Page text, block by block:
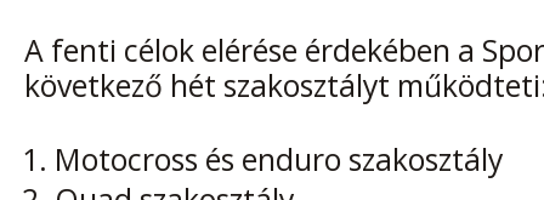
A fenti célok elérése érdekében a
következő hét szakosztályt
Motocross és enduro szakosztály